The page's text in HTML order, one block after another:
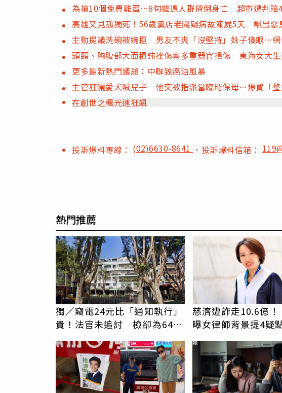
為搶10個免費雞蛋…8旬嬤遭人群擠倒身亡 超市遭判賠
高雄又見孤獨死！56歲羹店老闆疑病故陳屍5天 飄出惡
主動提議洗碗被婉拒 男友不爽「沒堅持」妹子傻眼…網
頭頸、胸腹部大面積鈍挫傷害多重器官損傷 東海女大
更多最新熱門議題：中聯致癌油風暴
主管狂曬愛犬喊兒子 他突被指派當臨時保母…爆買「整
在創世之楓光速狂飆
投訴爆料專線： (02)6630-8641 、投訴爆料信箱：
熱門推薦
獨／竊電24元比「通知執行」
貴！法官未追討 檢卻為64元
電費上訴
慈濟遭詐走10.6億
曝女律師背景提4疑
PR